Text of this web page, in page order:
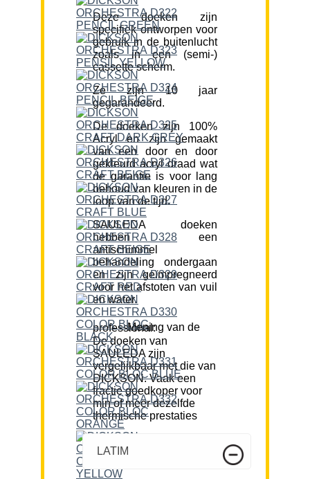
Deze doeken zijn
specifiek ontworpen voor
gebruik in de buitenlucht
zoals in een (semi-)
cassette scherm.
Ze zijn 10 jaar
gegarandeerd.
De doeken zijn 100%
Acryl en zijn gemaakt
van een door en door
gekleurd acryl draad wat
de garantie is voor lang
behoud van kleuren in de
loop van de tijd.
SAULEDA doeken
hebben een
antischimmel
behandeling ondergaan
en zijn geïmpregneerd
voor het afstoten van vuil
en water.
Mening van de professional:
De doeken van
SAULEDA zijn
vergelijkbaar met die van
DICKSON. Vaak een
fractie goedkoper voor
min of meer dezelfde
thermische prestaties
LATIM